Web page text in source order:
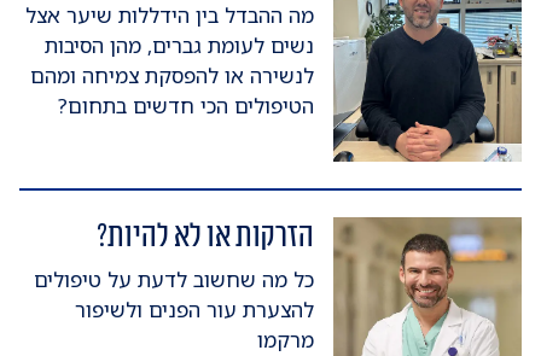
מה ההבדל בין הידללות שיער אצל
נשים לעומת גברים, מהן הסיבות
לנשירה או להפסקת צמיחה ומהם
הטיפולים הכי חדשים בתחום?
הזרקות או לא להיות?
כל מה שחשוב לדעת על טיפולים
להצערת עור הפנים ולשיפור
מרקמו